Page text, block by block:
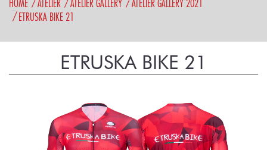
HOME ATELIER ATELIER GALLERY
ATELIER GALLERY 2021
ETRUSKA BIKE 21
ETRUSKA BIKE 21